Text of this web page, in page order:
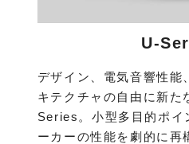
U-
デザイン、電気音響性能
キテクチャの自由に新た
Series。小型多目的ポイ
ーカーの性能を劇的に再